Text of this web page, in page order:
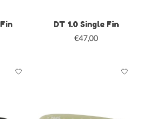
DT 1.0 Single Fin
€47,00